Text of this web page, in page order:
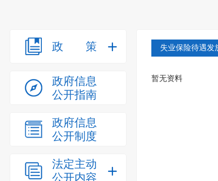
政策
政府信息
公开指南
政府信息
公开制度
法定主动
公开内容
失业保险待遇发
暂无资料